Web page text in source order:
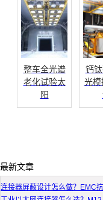
整车全光谱
老化试验太
阳
钙
光模
最新文章
连接器屏蔽设计怎么做？EMC